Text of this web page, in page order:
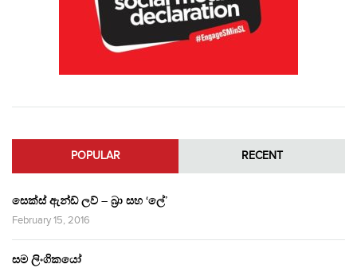
POPULAR RECENT
සෙක්ස් ඇන්ඩ් ලව් – බ්‍රා සහ ‘ලේ’
February 15, 2016
සම ලිංගිකයෝ